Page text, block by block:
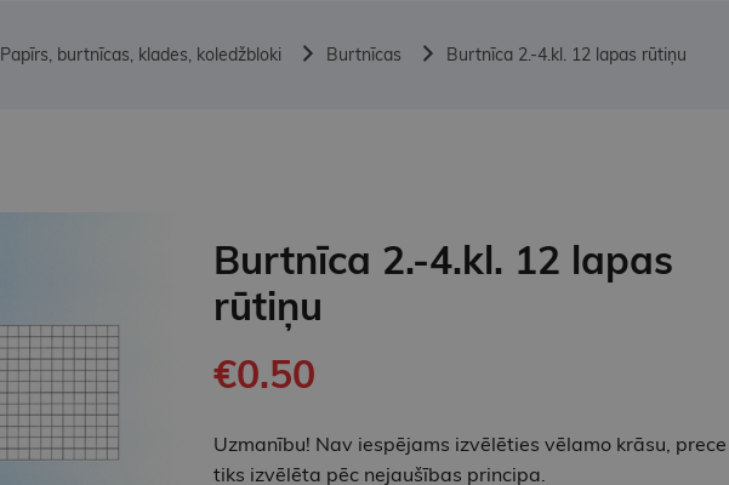
Papīrs, burtnīcas, klades, koledžbloki Burtnīcas Burtnīca 2.-4.kl. 12 lapas rūtiņu
Burtnīca 2.-4.kl. 12 lapas
rūtiņu
€0.50
Uzmanību! Nav iespējams izvēlēties vēlamo krāsu, prece
tiks izvēlēta pēc nejaušības principa.